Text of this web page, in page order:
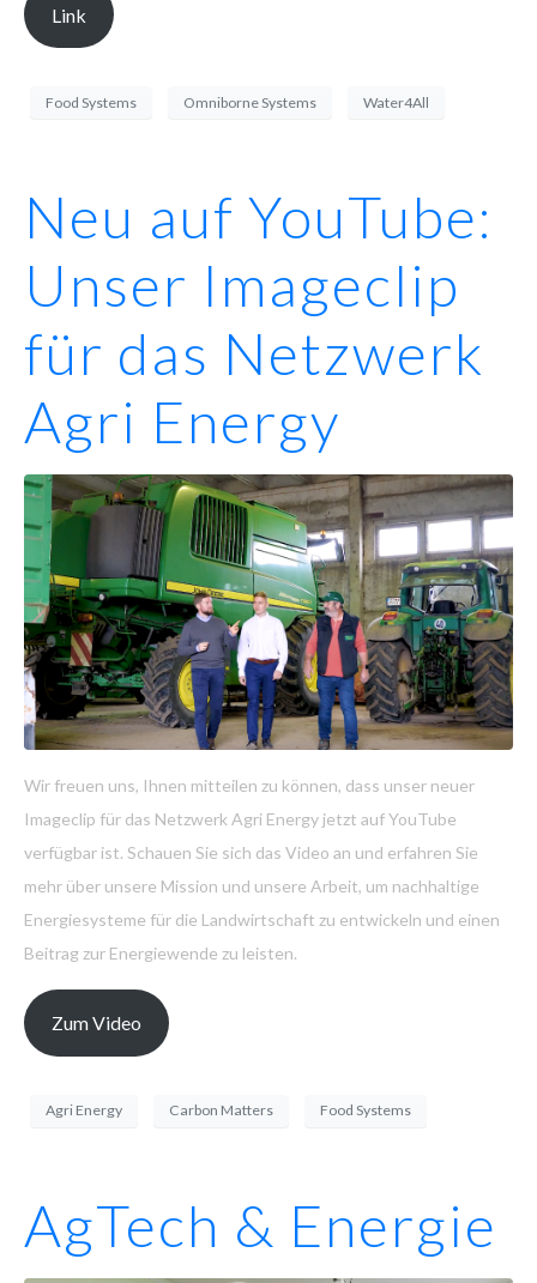
Link
Food Systems Omniborne Systems Water4All
Neu auf YouTube:
Unser Imageclip
für das Netzwerk
Agri Energy
Wir freuen uns, Ihnen mitteilen zu können, dass unser neuer
Imageclip für das Netzwerk Agri Energy jetzt auf YouTube
verfügbar ist. Schauen Sie sich das Video an und erfahren Sie
mehr über unsere Mission und unsere Arbeit, um nachhaltige
Energiesysteme für die Landwirtschaft zu entwickeln und einen
Beitrag zur Energiewende zu leisten.
Zum Video
Agri Energy Carbon Matters Food Systems
AgTech & Energie